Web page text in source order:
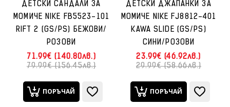
ДЕТСКИ САНДАЛИ ЗА
МОМИЧЕ NIKE FB5523-101
RIFT 2 (GS/PS) БЕЖОВИ/
РОЗОВИ
71.99€ (140.80лв.)
79.99€ (156.45лв.)
ПОРЪЧАЙ
ДЕТСКИ ДЖАПАНКИ ЗА
МОМИЧЕ NIKE FJ8812-401
KAWA SLIDE (GS/PS)
СИНИ/РОЗОВИ
23.99€ (46.92лв.)
29.99€ (58.66лв.)
ПОРЪЧАЙ